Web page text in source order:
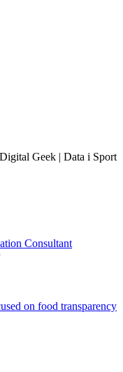
Geek | Data i Sport
Consultant
on food transparency